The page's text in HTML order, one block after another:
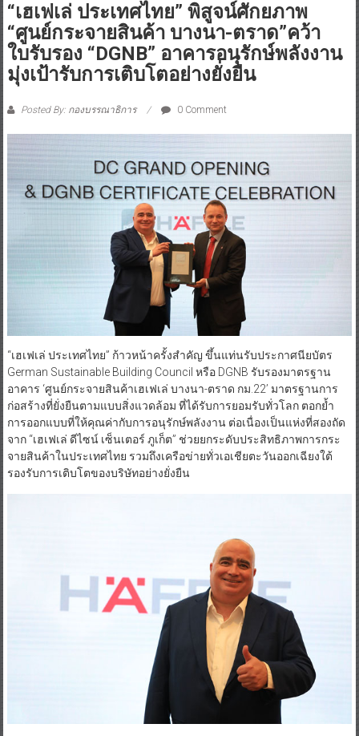
“เฮเฟเล่ ประเทศไทย” พิสูจน์ศักยภาพ
“ศูนย์กระจายสินค้า บางนา-ตราด”คว้า
ใบรับรอง “DGNB” อาคารอนุรักษ์พลังงาน
มุ่งเป้ารับการเติบโตอย่างยั่งยืน
Posted By: กองบรรณาธิการ 0 Comment
“เฮเฟเล่ ประเทศไทย” ก้าวหน้าครั้งสำคัญ ขึ้นแท่นรับประกาศนียบัตร
German Sustainable Building Council หรือ DGNB รับรองมาตรฐาน
อาคาร ‘ศูนย์กระจายสินค้าเฮเฟเล่ บางนา-ตราด กม.22’ มาตรฐานการ
ก่อสร้างที่ยั่งยืนตามแบบสิ่งแวดล้อม ที่ได้รับการยอมรับทั่วโลก ตอกย้ำ
การออกแบบที่ให้คุณค่ากับการอนุรักษ์พลังงาน ต่อเนื่องเป็นแห่งที่สองถัด
จาก “เฮเฟเล่ ดีไซน์ เซ็นเตอร์ ภูเก็ต” ช่วยยกระดับประสิทธิภาพการกระ
จายสินค้าในประเทศไทย รวมถึงเครือข่ายทั่วเอเชียตะวันออกเฉียงใต้
รองรับการเติบโตของบริษัทอย่างยั่งยืน